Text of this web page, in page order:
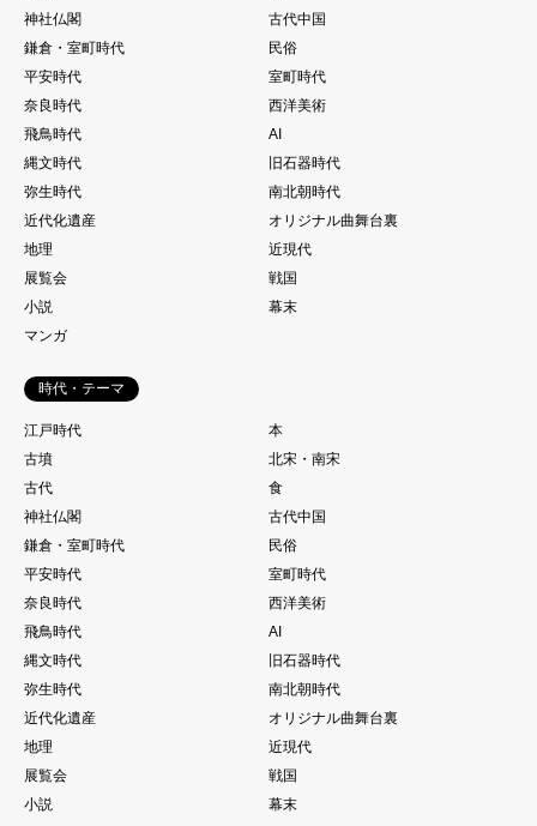
神社仏閣
古代中国
鎌倉・室町時代
民俗
平安時代
室町時代
奈良時代
西洋美術
飛鳥時代
AI
縄文時代
旧石器時代
弥生時代
南北朝時代
近代化遺産
オリジナル曲舞台裏
地理
近現代
展覧会
戦国
小説
幕末
マンガ
時代・テーマ
江戸時代
本
古墳
北宋・南宋
古代
食
神社仏閣
古代中国
鎌倉・室町時代
民俗
平安時代
室町時代
奈良時代
西洋美術
飛鳥時代
AI
縄文時代
旧石器時代
弥生時代
南北朝時代
近代化遺産
オリジナル曲舞台裏
地理
近現代
展覧会
戦国
小説
幕末